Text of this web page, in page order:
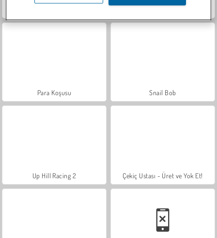
Para Koşusu Snail Bob
Up Hill Racing 2 Çekiç Ustası - Üret ve Yok Et!